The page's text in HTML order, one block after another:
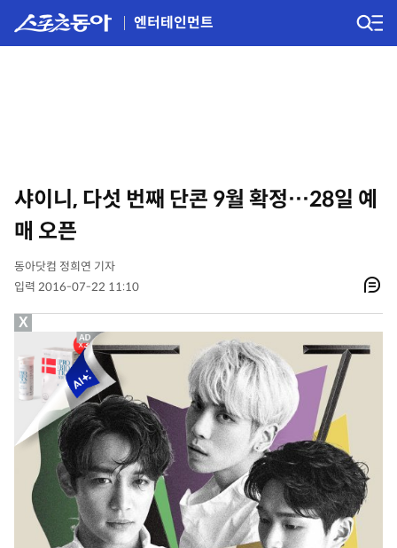
엔터테인먼트
샤이니, 다섯 번째 단콘 9월 확정…28일 예
매 오픈
동아닷컴 정희연 기자
입력 2016-07-22 11:10
X